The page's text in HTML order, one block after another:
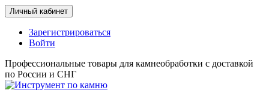
Личный кабинет
Зарегистрироваться
Войти
Профессиональные товары для камнеобработки с доставкой
по России и СНГ